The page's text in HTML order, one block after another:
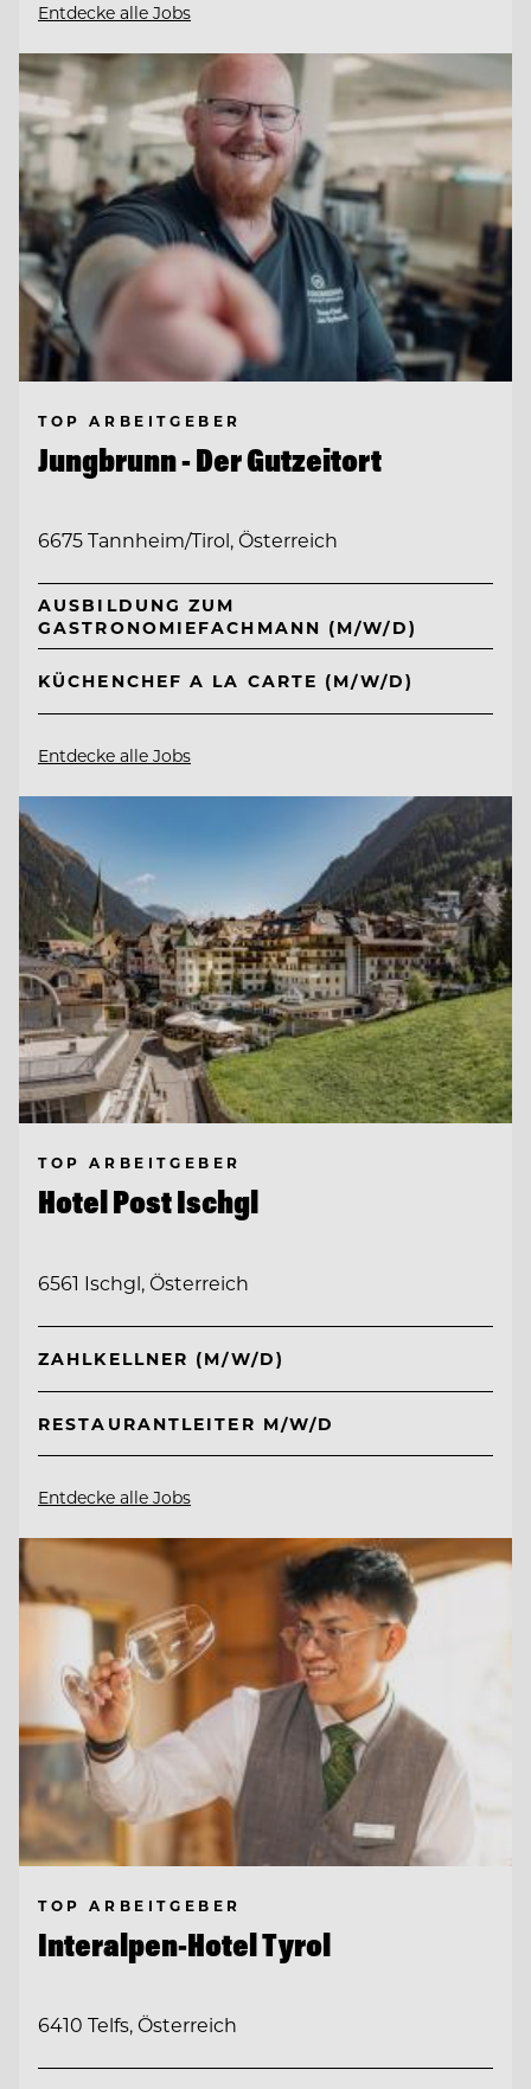
Entdecke alle Jobs
TOP ARBEITGEBER
Jungbrunn - Der Gutzeitort
6675 Tannheim/Tirol, Österreich
AUSBILDUNG ZUM
GASTRONOMIEFACHMANN (M/W/D)
KÜCHENCHEF A LA CARTE (M/W/D)
Entdecke alle Jobs
TOP ARBEITGEBER
Hotel Post Ischgl
6561 Ischgl, Österreich
ZAHLKELLNER (M/W/D)
RESTAURANTLEITER M/W/D
Entdecke alle Jobs
TOP ARBEITGEBER
Interalpen-Hotel Tyrol
6410 Telfs, Österreich